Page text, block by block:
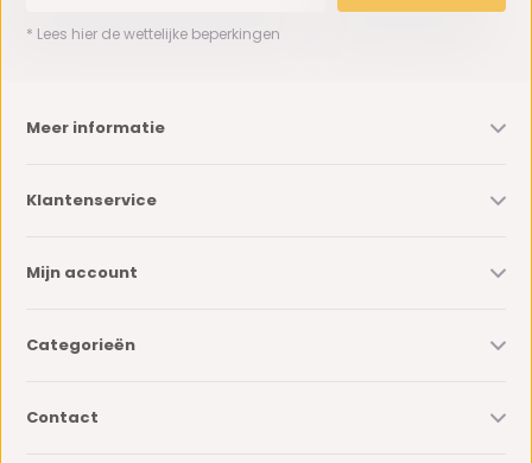
* Lees hier de wettelijke beperkingen
Meer informatie
Klantenservice
Mijn account
Categorieën
Contact